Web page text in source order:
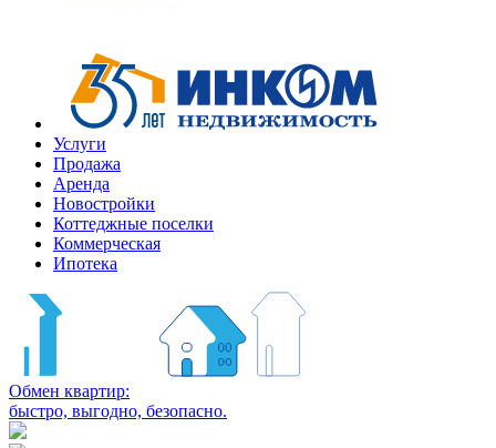
Услуги
Продажа
Аренда
Новостройки
Коттеджные поселки
Коммерческая
Ипотека
Обмен квартир:
быстро, выгодно, безопасно.